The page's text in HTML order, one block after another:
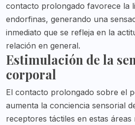
contacto prolongado favorece la
endorfinas, generando una
inmediato que se refleja en la
relación en general.
Estimulación de la
corporal
El contacto prolongado sobre el
aumenta la conciencia sensorial
receptores táctiles en estas áreas